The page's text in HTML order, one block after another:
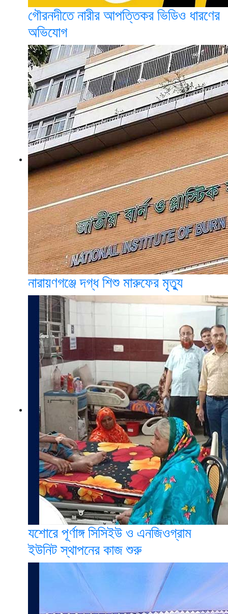
গৌরনদীতে নারীর আপত্তিকর ভিডিও ধারণের
অভিযোগ
নারায়ণগঞ্জে দগ্ধ শিশু মারুফের মৃত্যু
যশোরে পূর্ণাঙ্গ সিসিইউ ও এনজিওগ্রাম
ইউনিট স্থাপনের কাজ শুরু